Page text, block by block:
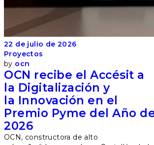
22 de julio de 2026
Proyectos
by ocn
OCN recibe el Accésit a
la Digitalización y
la Innovación en el
Premio Pyme del Año
2026
OCN, constructora de alto